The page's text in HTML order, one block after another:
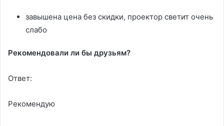
завышена цена без скидки, проектор светит очень
слабо
Рекомендовали ли бы друзьям?
Ответ:
Рекомендую